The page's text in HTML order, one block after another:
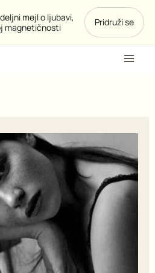
mejl o ljubavi,
magnetičnosti
Pridruži se